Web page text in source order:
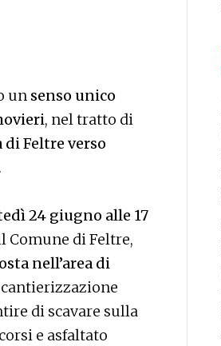
un senso unico
, nel tratto di
di Feltre verso
.
24 giugno alle 17
Comune di Feltre,
nell’area di
di scavare sulla
e asfaltato